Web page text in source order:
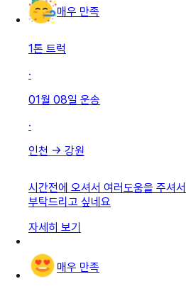
매우 만족
1톤 트럭
·
01월 08일 운송
·
인천 → 강원
시간전에 오셔서 여러도움을 주셔
부탁드리고 싶네요
자세히 보기
매우 만족